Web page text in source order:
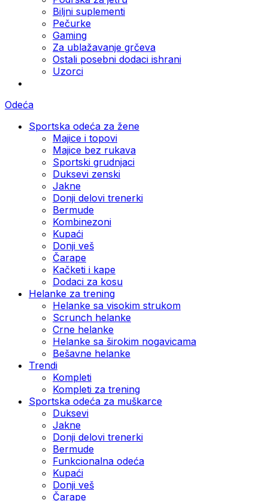
Biljni suplementi
Pečurke
Gaming
Za ublažavanje grčeva
Ostali posebni dodaci ishrani
Uzorci
Odeća
Sportska odeća za žene
Majice i topovi
Majice bez rukava
Sportski grudnjaci
Duksevi zenski
Jakne
Donji delovi trenerki
Bermude
Kombinezoni
Kupaći
Donji veš
Čarape
Kačketi i kape
Dodaci za kosu
Helanke za trening
Helanke sa visokim strukom
Scrunch helanke
Crne helanke
Helanke sa širokim nogavicama
Bešavne helanke
Trendi
Kompleti
Kompleti za trening
Sportska odeća za muškarce
Duksevi
Jakne
Donji delovi trenerki
Bermude
Funkcionalna odeća
Kupaći
Donji veš
Čarape